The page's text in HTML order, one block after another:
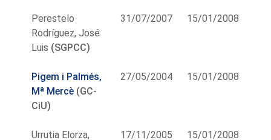
Perestelo
Rodríguez, José
Luis (SGPCC)
31/07/2007 15/01/2008
Pigem i Palmés,
Mª Mercè (GC-
CiU)
27/05/2004 15/01/2008
Urrutia Elorza, 17/11/2005 15/01/2008